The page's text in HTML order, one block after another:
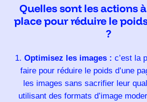
Quelles sont les actions
place pour réduire le
?
Optimisez les images : c’est la
faire pour réduire le poids d’une
les images sans sacrifier leur
utilisant des formats d’image